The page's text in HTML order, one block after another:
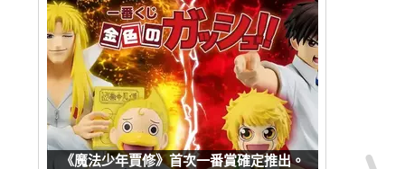
《魔法少年賈修》首次一番賞確定推出。